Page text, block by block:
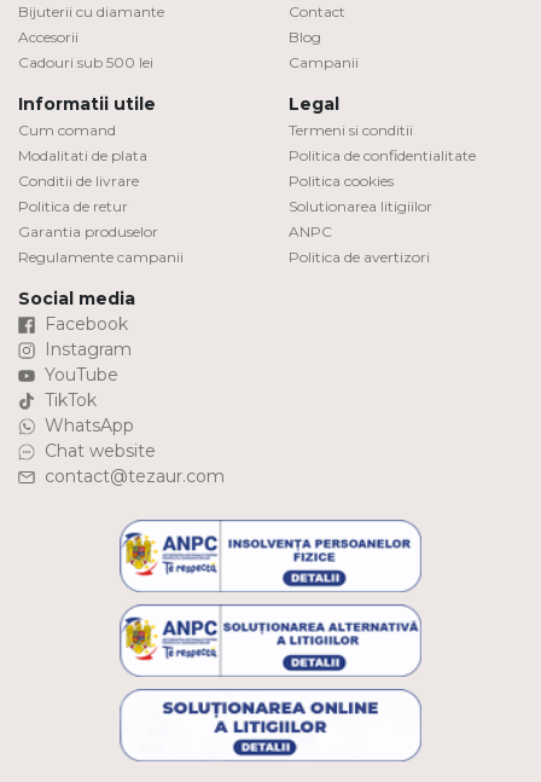
Bijuterii cu diamante
Accesorii
Cadouri sub 500 lei
Contact
Blog
Campanii
Informatii utile
Cum comand
Modalitati de plata
Conditii de livrare
Politica de retur
Garantia produselor
Regulamente campanii
Legal
Termeni si conditii
Politica de confidentialitate
Politica cookies
Solutionarea litigiilor
ANPC
Politica de avertizori
Social media
Facebook
Instagram
YouTube
TikTok
WhatsApp
Chat website
contact@tezaur.com